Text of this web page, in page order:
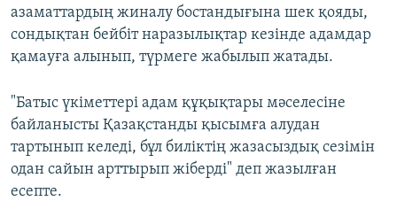
азаматтардың жиналу бостандығына шек қояды,
сондықтан бейбіт наразылықтар кезінде адамдар
қамауға алынып, түрмеге жабылып жатады.
"Батыс үкіметтері адам құқықтары мәселесіне
байланысты Қазақстанды қысымға алудан
тартынып келеді, бұл биліктің жазасыздық сезімін
одан сайын арттырып жіберді" деп жазылған
есепте.